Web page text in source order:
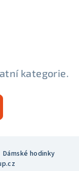
kategorie.
Dámské hodinky